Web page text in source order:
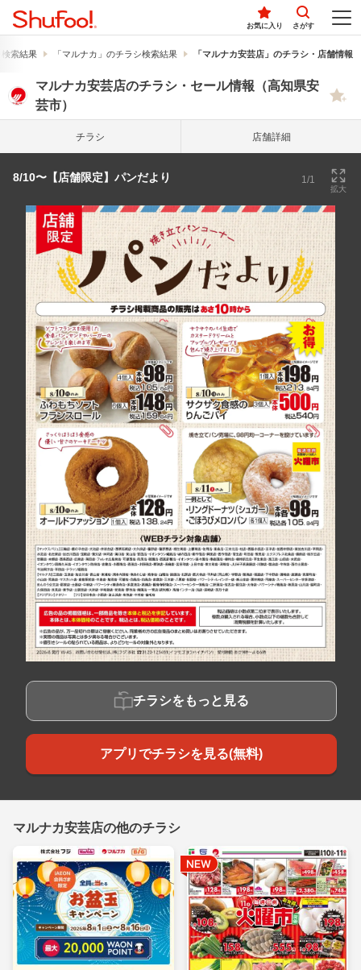
お気に入り さがす
索結果 「マルナカ」のチラシ検索結果 「マルナカ安芸店」のチラシ・店舗情報
マルナカ安芸店のチラシ・セール情報（高知県安
芸市）
チラシ 店舗詳細
8/10〜【店舗限定】パンだより 1/1
拡大
チラシをもっと見る
アプリでチラシを見る(無料)
マルナカ安芸店の他のチラシ